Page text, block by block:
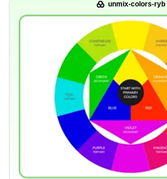
unmix-colors-ryb